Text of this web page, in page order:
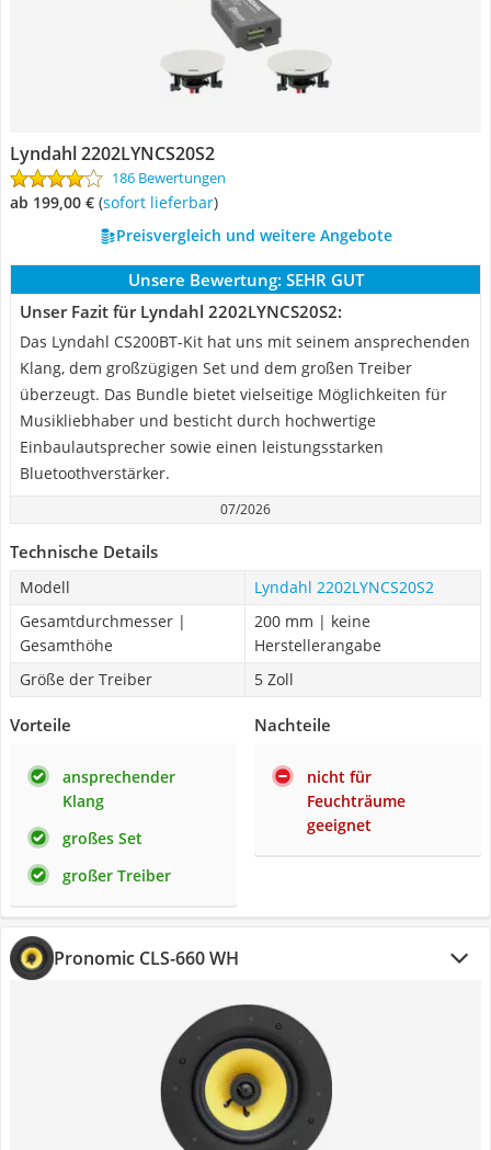
Lyndahl 2202LYNCS20S2
186 Bewertungen
ab 199,00 € ( Sofort lieferbar)
Preisvergleich und weitere Angebote
Unsere Bewertung: SEHR GUT
Unser Fazit für Lyndahl 2202LYNCS20S2:
Das Lyndahl CS200BT-Kit hat uns mit seinem ansprechenden
Klang, dem großzügigen Set und dem großen Treiber
überzeugt. Das Bundle bietet vielseitige Möglichkeiten für
Musikliebhaber und besticht durch hochwertige
Einbaulautsprecher sowie einen leistungsstarken
Bluetoothverstärker.
07/2026
Technische Details
Modell
Lyndahl 2202LYNCS20S2
Gesamtdurchmesser |
Gesamthöhe
200 mm | keine
Herstellerangabe
Größe der Treiber
5 Zoll
Vorteile
ansprechender
Klang
großes Set
großer Treiber
Nachteile
nicht für
Feuchträume
geeignet
Pronomic CLS-660 WH